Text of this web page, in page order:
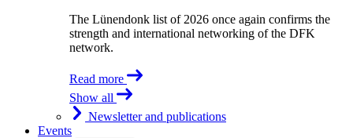
The Lünendonk list of 2026 once again confirms the
strength and international networking of the DFK
network.
Read more
Show all
Newsletter and publications
Events